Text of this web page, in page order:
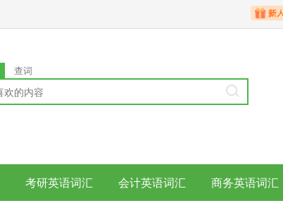
查词
考研英语词汇 会计英语词汇 商务英语词汇